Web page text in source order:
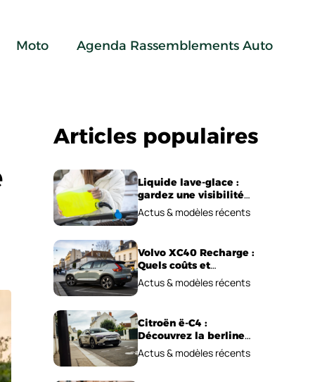
Moto Agenda Rassemblements Auto
Articles populaires
Liquide lave-glace :
gardez une visibilité
parfaite en voiture
Actus & modèles récents
Volvo XC40 Recharge :
Quels coûts et
performances
électriques ?
Actus & modèles récents
Citroën ë-C4 :
Découvrez la berline
électrique
emblématique!
Actus & modèles récents